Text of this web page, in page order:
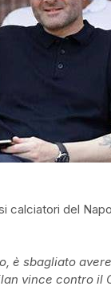
calciatori del
è sbagliato
vince contro il